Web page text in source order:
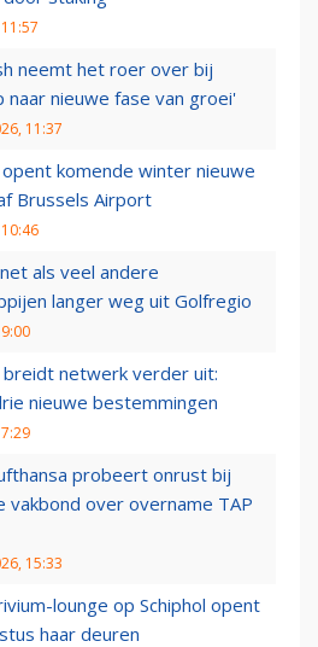
neemt het roer over bij
naar nieuwe fase van groei'
11:37
komende winter nieuwe
Brussels Airport
als veel andere
langer weg uit Golfregio
breidt netwerk verder uit:
nieuwe bestemmingen
probeert onrust bij
vakbond over overname TAP
15:33
lounge op Schiphol opent
haar deuren